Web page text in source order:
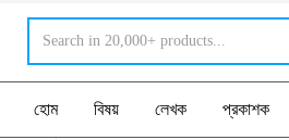
হোম বিষয় লেখক প্রকাশক